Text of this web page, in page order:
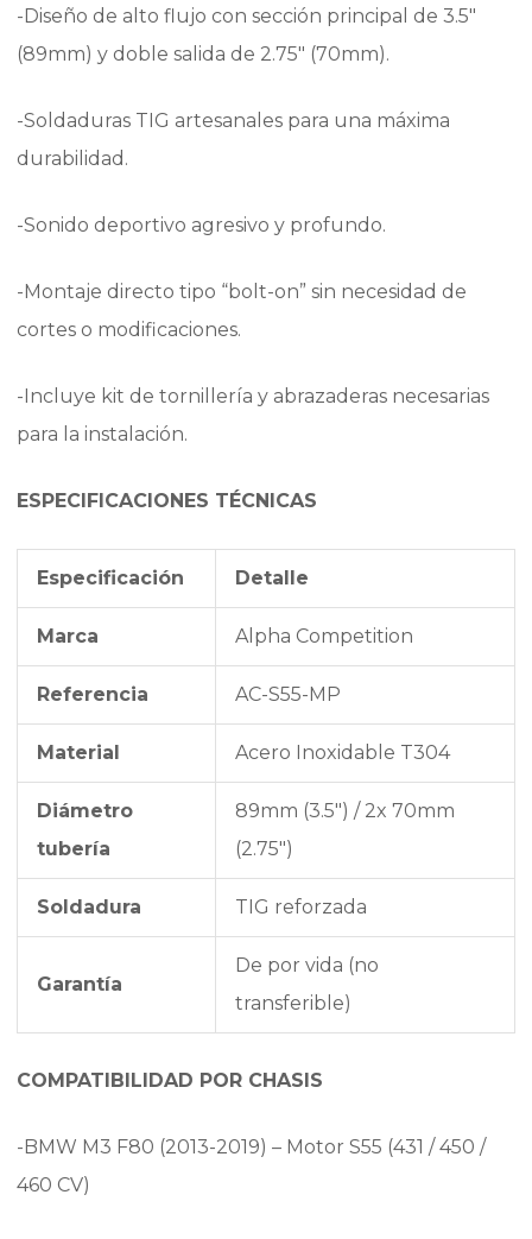
-Diseño de alto flujo con sección principal de 3.5″
(89mm) y doble salida de 2.75″ (70mm).
-Soldaduras TIG artesanales para una máxima
durabilidad.
-Sonido deportivo agresivo y profundo.
-Montaje directo tipo “bolt-on” sin necesidad de
cortes o modificaciones.
-Incluye kit de tornillería y abrazaderas necesarias
para la instalación.
ESPECIFICACIONES TÉCNICAS
Especificación Detalle
Marca Alpha Competition
Referencia AC-S55-MP
Material Acero Inoxidable T304
Diámetro
tubería
89mm (3.5″) / 2x 70mm
(2.75″)
Soldadura TIG reforzada
Garantía
De por vida (no
transferible)
COMPATIBILIDAD POR CHASIS
-BMW M3 F80 (2013-2019) – Motor S55 (431 / 450 /
460 CV)